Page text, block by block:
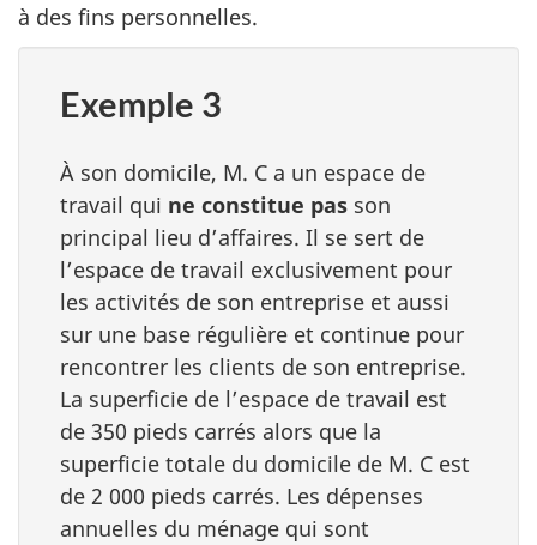
à des fins personnelles.
Exemple 3
À son domicile, M. C a un espace de
travail qui ne constitue pas son
principal lieu d’affaires. Il se sert de
l’espace de travail exclusivement pour
les activités de son entreprise et aussi
sur une base régulière et continue pour
rencontrer les clients de son entreprise.
La superficie de l’espace de travail est
de 350 pieds carrés alors que la
superficie totale du domicile de M. C est
de 2 000 pieds carrés. Les dépenses
annuelles du ménage qui sont